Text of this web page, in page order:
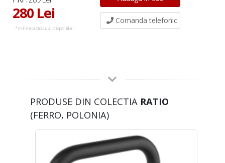
280 Lei
*in limita stocului disponibil
Comanda telefonic
PRODUSE DIN COLECTIA RATIO
(FERRO, POLONIA)